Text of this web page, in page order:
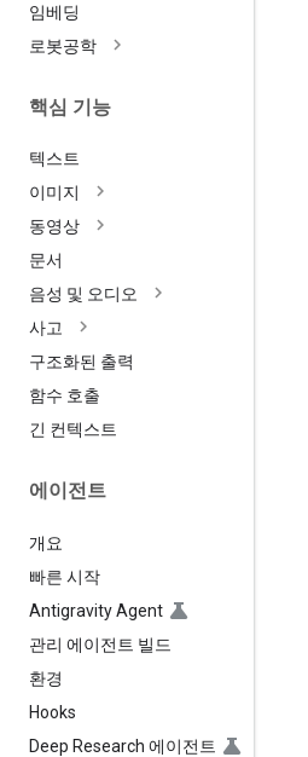
임베딩
로봇공학
핵심 기능
텍스트
이미지
동영상
문서
음성 및 오디오
사고
구조화된 출력
함수 호출
긴 컨텍스트
에이전트
개요
빠른 시작
Antigravity Agent
관리 에이전트 빌드
환경
Hooks
Deep Research 에이전트